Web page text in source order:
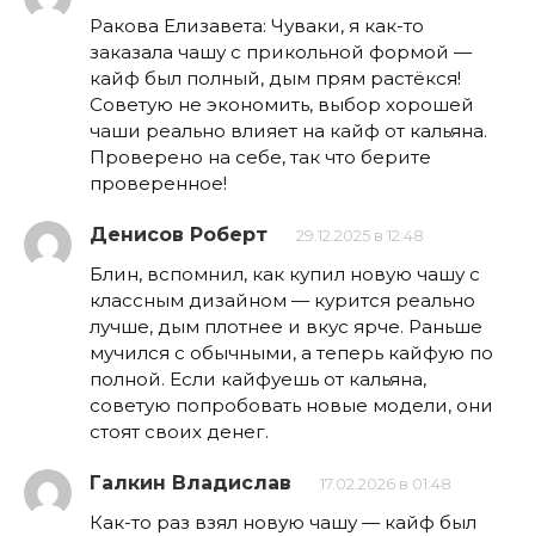
Ракова Елизавета: Чуваки, я как-то
заказала чашу с прикольной формой —
кайф был полный, дым прям растёкся!
Советую не экономить, выбор хорошей
чаши реально влияет на кайф от кальяна.
Проверено на себе, так что берите
проверенное!
Денисов Роберт 29.12.2025 в 12:48
Блин, вспомнил, как купил новую чашу с
классным дизайном — курится реально
лучше, дым плотнее и вкус ярче. Раньше
мучился с обычными, а теперь кайфую по
полной. Если кайфуешь от кальяна,
советую попробовать новые модели, они
стоят своих денег.
Галкин Владислав 17.02.2026 в 01:48
Как-то раз взял новую чашу — кайф был